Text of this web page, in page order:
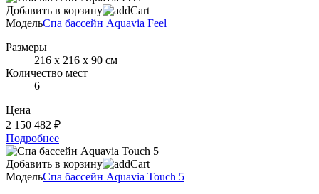
Добавить в корзину
МодельСпа бассейн Aquavia Feel
Размеры
216 х 216 х 90 см
Количество мест
6
Цена
2 150 482 ₽
Подробнее
Добавить в корзину
МодельСпа бассейн Aquavia Touch 5